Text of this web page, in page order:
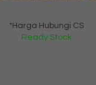
*Harga Hubungi CS
Ready Stock